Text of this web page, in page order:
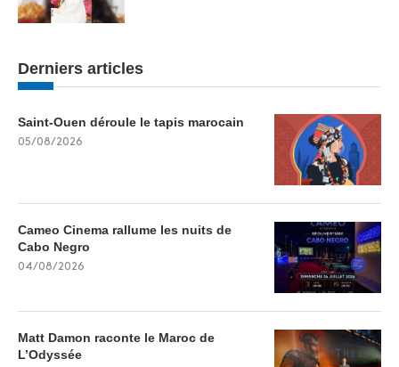
Derniers articles
Saint-Ouen déroule le tapis marocain
05/08/2026
Cameo Cinema rallume les nuits de
Cabo Negro
04/08/2026
Matt Damon raconte le Maroc de
L’Odyssée